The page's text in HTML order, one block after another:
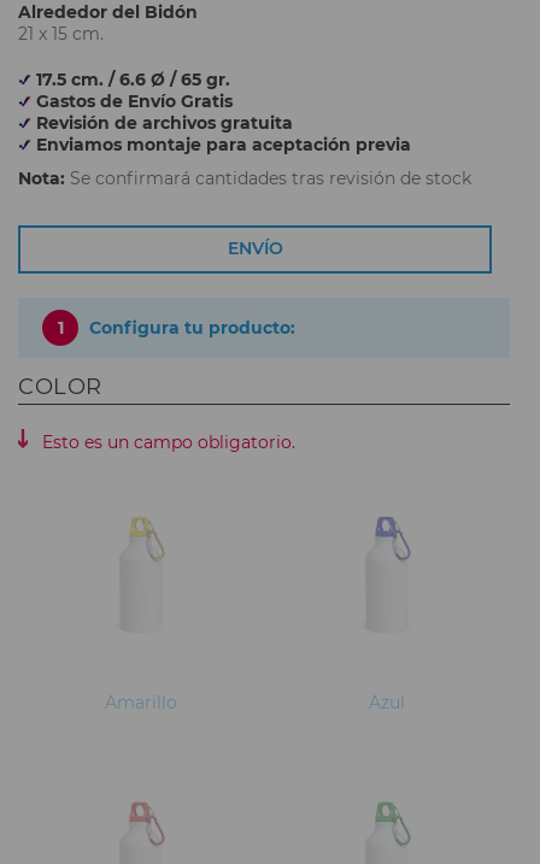
Alrededor del Bidón
21 x 15 cm.
17.5 cm. / 6.6 Ø / 65 gr.
Gastos de Envío Gratis
Revisión de archivos gratuita
Enviamos montaje para aceptación previa
Nota: Se confirmará cantidades tras revisión de stock
ENVÍO
1 Configura tu producto:
COLOR
Esto es un campo obligatorio.
Amarillo Azul